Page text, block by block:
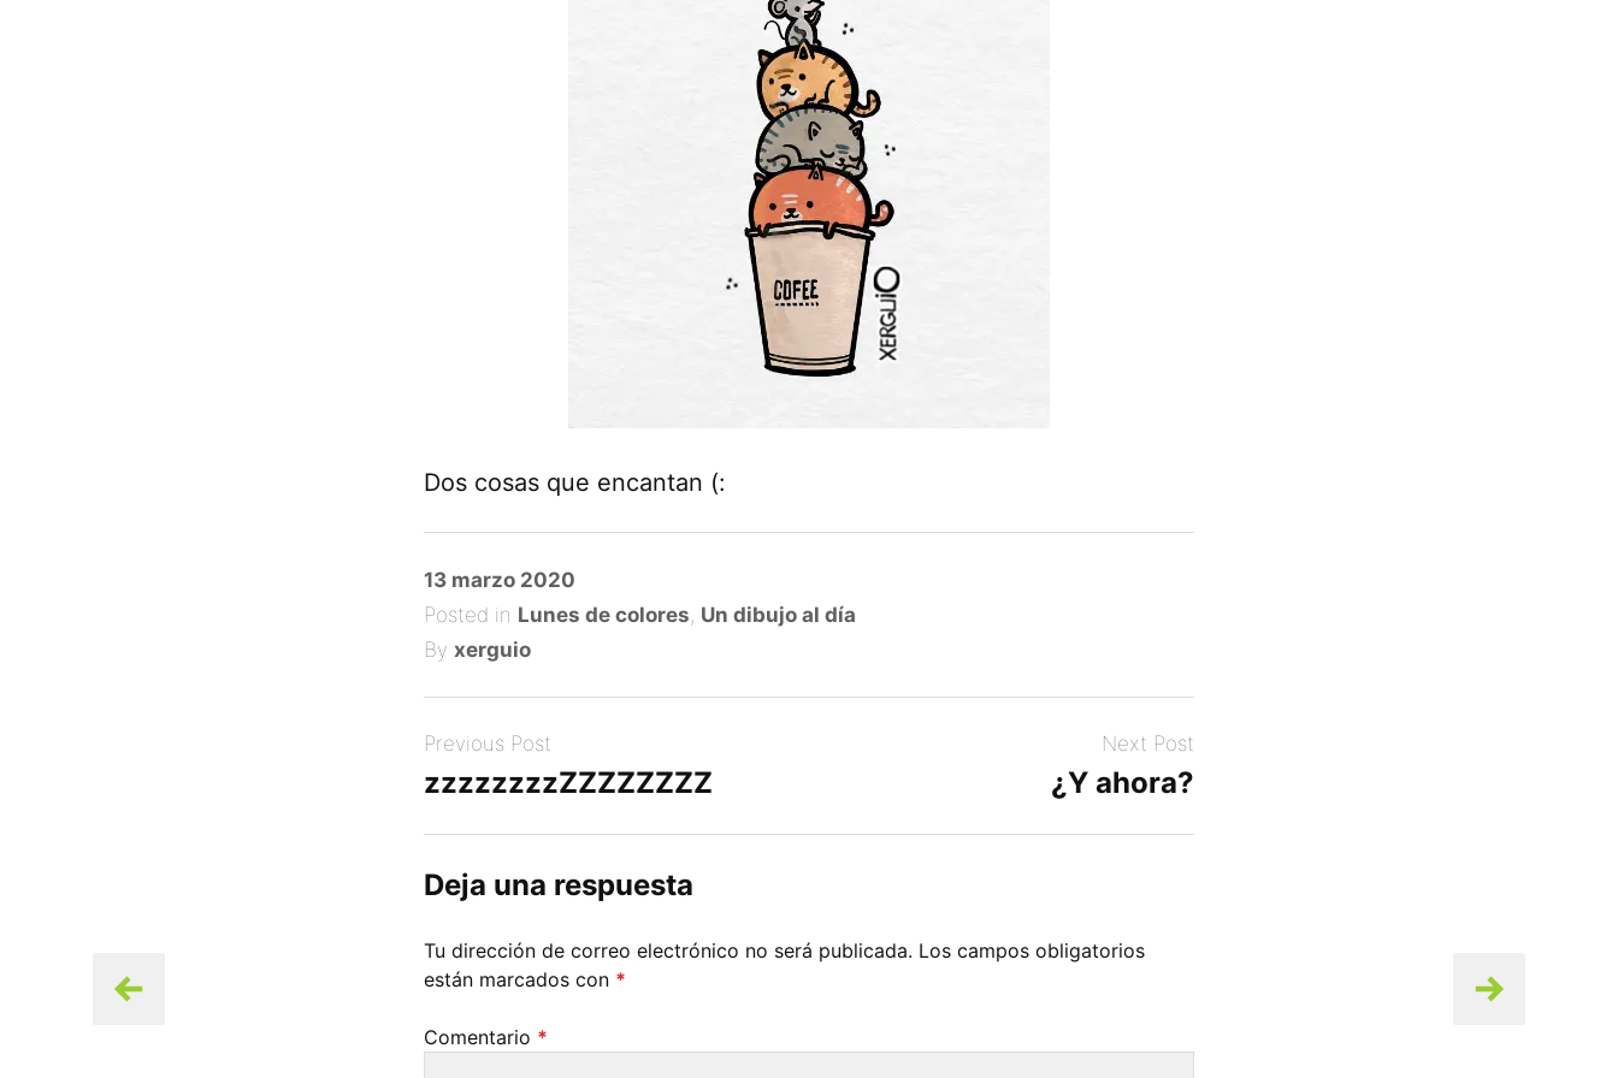
Dos cosas que encantan (:
Posted
on
13 marzo 2020
Posted in Lunes de colores, Un dibujo al día
By xerguio
Previous Post
zzzzzzzzZZZZZZZZ
Next Post
¿Y ahora?
Deja una respuesta
Tu dirección de correo electrónico no será publicada. Los campos obligatorios
están marcados con *
Comentario *